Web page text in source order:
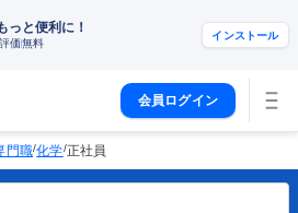
っと便利に！
価無料
インストール
会員ログイン
門職/化学/正社員